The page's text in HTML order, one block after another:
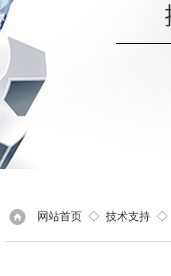
网站首页 ◇ 技术支持 ◇